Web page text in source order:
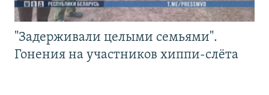
"Задерживали целыми семьями".
Гонения на участников хиппи-слёта